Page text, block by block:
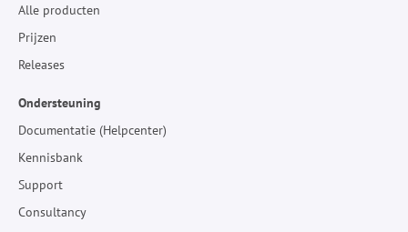
Alle producten
Prijzen
Releases
Ondersteuning
Documentatie (Helpcenter)
Kennisbank
Support
Consultancy